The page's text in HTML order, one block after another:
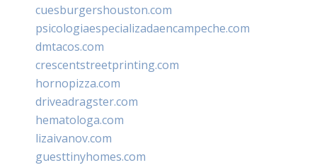
cuesburgershouston.com
psicologiaespecializadaencampeche.com
dmtacos.com
crescentstreetprinting.com
hornopizza.com
driveadragster.com
hematologa.com
lizaivanov.com
guesttinyhomes.com